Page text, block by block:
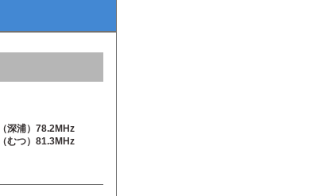
（深浦）78.2MHz
（むつ）81.3MHz